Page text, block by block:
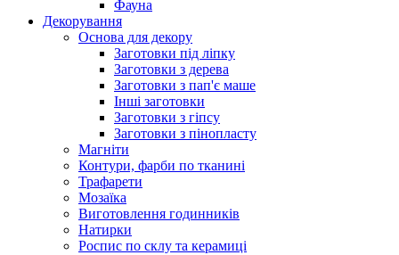
Фауна
Декорування
Основа для декору
Заготовки під ліпку
Заготовки з дерева
Заготовки з пап'є маше
Інші заготовки
Заготовки з гіпсу
Заготовки з пінопласту
Магніти
Контури, фарби по тканині
Трафарети
Мозаїка
Виготовлення годинників
Натирки
Роспис по склу та керамиці